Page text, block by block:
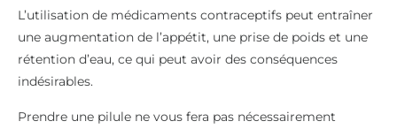
L’utilisation de médicaments contraceptifs peut entraîner
une augmentation de l’appétit, une prise de poids et une
rétention d’eau, ce qui peut avoir des conséquences
indésirables.
Prendre une pilule ne vous fera pas nécessairement